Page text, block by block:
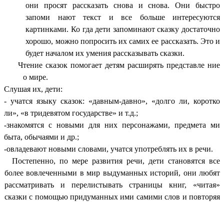
они просят рассказать снова и снова. Они быстро
запоми нают текст и все больше интересуются
картинками. Ко гда дети запоминают сказку достаточно
хорошо, можно попросить их самих ее рассказать. Это и
будет началом их умения рассказывать сказки.
Чтение сказок помогает детям расширять представле ние
о мире.
Слушая их, дети:
- учатся языку сказок: «давным-давно», «долго ли, коротко
ли», «в тридевятом государстве» и т.д.;
-знакомятся с новыми для них персонажами, предмета ми
быта, обычаями и др.;
-овладевают новыми словами, учатся употреблять их в речи.
Постепенно, по мере развития речи, дети становятся все
более вовлеченными в мир выдуманных историй, они любят
рассматривать и перелистывать страницы книг, «читая»
сказки с помощью придуманных ими самими слов и повторяя